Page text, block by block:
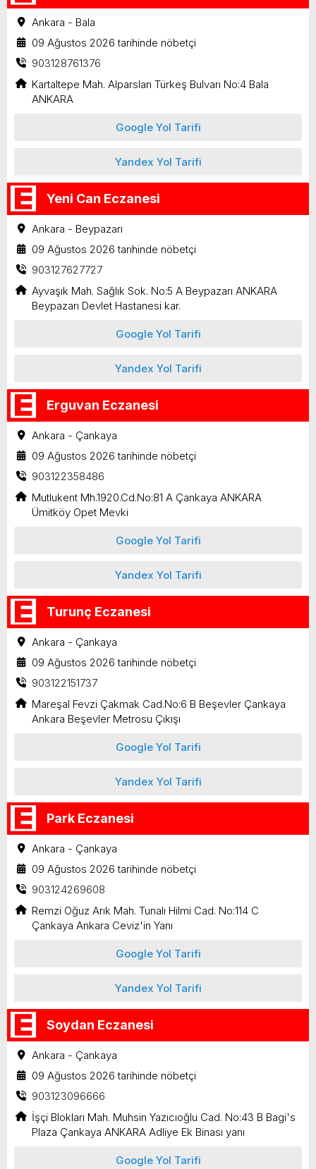
Ankara - Bala
09 Ağustos 2026 tarihinde nöbetçi
903128761376
Kartaltepe Mah. Alparslan Türkeş Bulvarı No:4 Bala
ANKARA
Google Yol Tarifi
Yandex Yol Tarifi
Yeni Can Eczanesi
Ankara - Beypazarı
09 Ağustos 2026 tarihinde nöbetçi
903127627727
Ayvaşık Mah. Sağlık Sok. No:5 A Beypazarı ANKARA
Beypazarı Devlet Hastanesi kar.
Google Yol Tarifi
Yandex Yol Tarifi
Erguvan Eczanesi
Ankara - Çankaya
09 Ağustos 2026 tarihinde nöbetçi
903122358486
Mutlukent Mh.1920.Cd.No:81 A Çankaya ANKARA
Ümitköy Opet Mevki
Google Yol Tarifi
Yandex Yol Tarifi
Turunç Eczanesi
Ankara - Çankaya
09 Ağustos 2026 tarihinde nöbetçi
903122151737
Mareşal Fevzi Çakmak Cad.No:6 B Beşevler Çankaya
Ankara Beşevler Metrosu Çıkışı
Google Yol Tarifi
Yandex Yol Tarifi
Park Eczanesi
Ankara - Çankaya
09 Ağustos 2026 tarihinde nöbetçi
903124269608
Remzi Oğuz Arık Mah. Tunalı Hilmi Cad. No:114 C
Çankaya Ankara Ceviz'in Yanı
Google Yol Tarifi
Yandex Yol Tarifi
Soydan Eczanesi
Ankara - Çankaya
09 Ağustos 2026 tarihinde nöbetçi
903123096666
İşçi Blokları Mah. Muhsin Yazıcıoğlu Cad. No:43 B Bagi's
Plaza Çankaya ANKARA Adliye Ek Binası yanı
Google Yol Tarifi